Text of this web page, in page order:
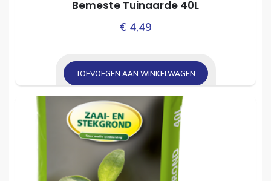
Bemeste Tuinaarde 40L
€4,49
TOEVOEGEN AAN WINKELWAGEN